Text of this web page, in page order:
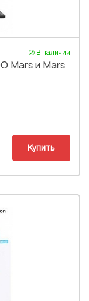
В наличии
Mars и Mars
Купить